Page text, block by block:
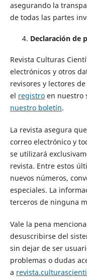
asegurando la
de todas las partes
Declaración de
Revista Culturas
electrónicos y otros
revisores y lectores
el registroen nuestro
nuestro boletín.
La revista asegura
correo electrónico y
se utilizará
revista. Entre estos
nuevos números,
especiales. La
terceros de ninguna
Vale la pena
desuscribirse del
sin dejar de ser
problemas o dudas
a